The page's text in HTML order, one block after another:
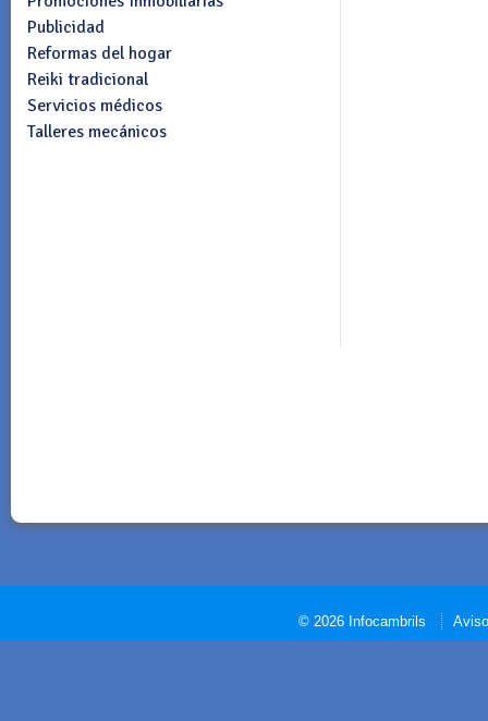
Publicidad
Reformas del hogar
Reiki tradicional
Servicios médicos
Talleres mecánicos
© 2026 Infocambrils